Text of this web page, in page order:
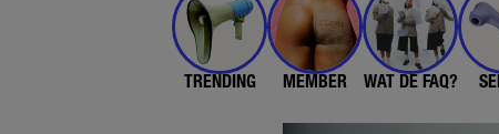
TRENDING MEMBER WAT DE FAQ?